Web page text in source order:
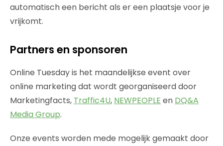
automatisch een bericht als er een plaatsje voor je
vrijkomt.
Partners en sponsoren
Online Tuesday is het maandelijkse event over
online marketing dat wordt georganiseerd door
Marketingfacts, Traffic4U, NEWPEOPLE en DQ&A
Media Group.
Onze events worden mede mogelijk gemaakt door